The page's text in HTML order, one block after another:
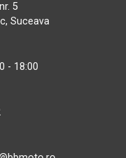
5
Suceava
- 18:00